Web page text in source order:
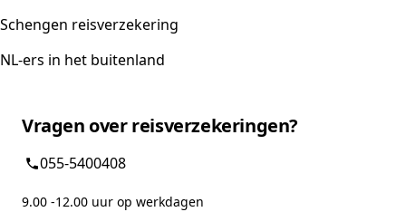
Schengen reisverzekering
NL-ers in het buitenland
Vragen over reisverzekeringen?
055-5400408
9.00 -12.00 uur op werkdagen